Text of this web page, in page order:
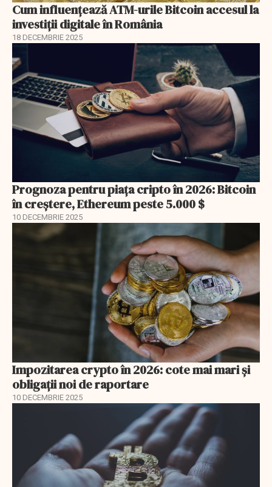
Cum influențează ATM-urile Bitcoin accesul la
investiții digitale în România
18 DECEMBRIE 2025
Prognoza pentru piața cripto în 2026: Bitcoin
în creștere, Ethereum peste 5.000 $
10 DECEMBRIE 2025
Impozitarea crypto în 2026: cote mai mari și
obligații noi de raportare
10 DECEMBRIE 2025